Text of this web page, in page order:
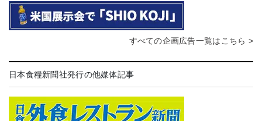
すべての企画広告一覧はこちら >
日本食糧新聞社発行の他媒体記事